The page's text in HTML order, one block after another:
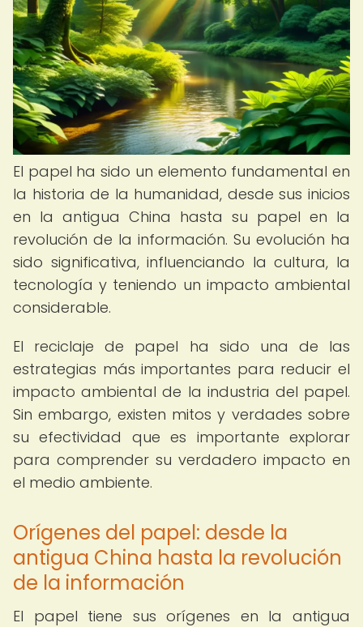
El papel ha sido un elemento fundamental en
la historia de la humanidad, desde sus inicios
en la antigua China hasta su papel en la
revolución de la información. Su evolución ha
sido significativa, influenciando la cultura, la
tecnología y teniendo un impacto ambiental
considerable.
El reciclaje de papel ha sido una de las
estrategias más importantes para reducir el
impacto ambiental de la industria del papel.
Sin embargo, existen mitos y verdades sobre
su efectividad que es importante explorar
para comprender su verdadero impacto en
el medio ambiente.
Orígenes del papel: desde la
antigua China hasta la revolución
de la información
El papel tiene sus orígenes en la antigua